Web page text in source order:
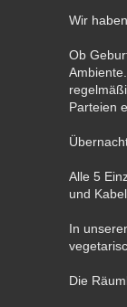
Wir
Ob
Parteien
Alle 5
und
In
Die